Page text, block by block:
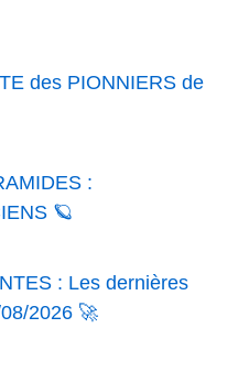
des PIONNIERS de
:
🪐
: Les dernières
2026 🚀